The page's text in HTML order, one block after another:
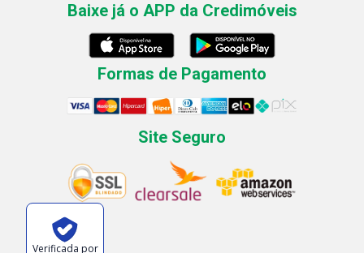
Baixe já o APP da Credimóveis
Formas de Pagamento
Site Seguro
Verificada por